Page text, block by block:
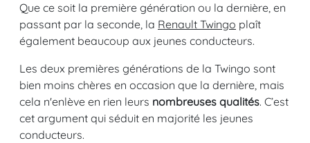
Que ce soit la première génération ou la dernière, en
passant par la seconde, la Renault Twingo plaît
également beaucoup aux jeunes conducteurs.
Les deux premières générations de la Twingo sont
bien moins chères en occasion que la dernière, mais
cela n'enlève en rien leurs nombreuses qualités. C’est
cet argument qui séduit en majorité les jeunes
conducteurs.